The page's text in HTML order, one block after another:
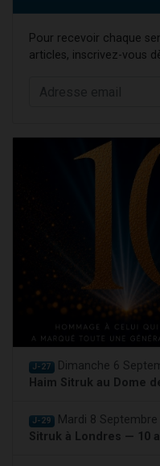
Pour recevoir chaque
articles, inscrivez-vous
J-27 Dimanche 6
Haim Sitruk au Dome
J-29 Mardi 8 Septembre |
Sitruk à Londres — 10